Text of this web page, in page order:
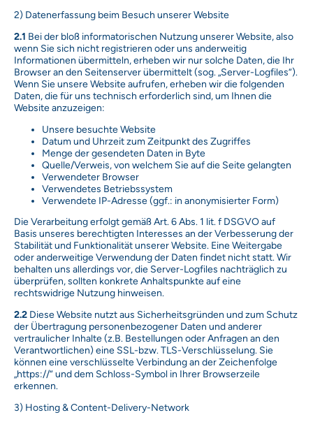
2) Datenerfassung beim Besuch unserer Website
2.1 Bei der bloß informatorischen Nutzung unserer Website, also
wenn Sie sich nicht registrieren oder uns anderweitig
Informationen übermitteln, erheben wir nur solche Daten, die Ihr
Browser an den Seitenserver übermittelt (sog. „Server-Logfiles“).
Wenn Sie unsere Website aufrufen, erheben wir die folgenden
Daten, die für uns technisch erforderlich sind, um Ihnen die
Website anzuzeigen:
Unsere besuchte Website
Datum und Uhrzeit zum Zeitpunkt des Zugriffes
Menge der gesendeten Daten in Byte
Quelle/Verweis, von welchem Sie auf die Seite gelangten
Verwendeter Browser
Verwendetes Betriebssystem
Verwendete IP-Adresse (ggf.: in anonymisierter Form)
Die Verarbeitung erfolgt gemäß Art. 6 Abs. 1 lit. f DSGVO auf
Basis unseres berechtigten Interesses an der Verbesserung der
Stabilität und Funktionalität unserer Website. Eine Weitergabe
oder anderweitige Verwendung der Daten findet nicht statt. Wir
behalten uns allerdings vor, die Server-Logfiles nachträglich zu
überprüfen, sollten konkrete Anhaltspunkte auf eine
rechtswidrige Nutzung hinweisen.
2.2 Diese Website nutzt aus Sicherheitsgründen und zum Schutz
der Übertragung personenbezogener Daten und anderer
vertraulicher Inhalte (z.B. Bestellungen oder Anfragen an den
Verantwortlichen) eine SSL-bzw. TLS-Verschlüsselung. Sie
können eine verschlüsselte Verbindung an der Zeichenfolge
„https://“ und dem Schloss-Symbol in Ihrer Browserzeile
erkennen.
3) Hosting & Content-Delivery-Network